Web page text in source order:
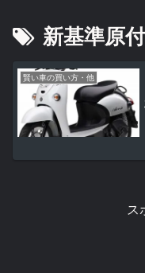
新基準原付
賢い車の買い方・他
ス